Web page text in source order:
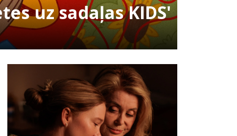
uz sadaļas KIDS'